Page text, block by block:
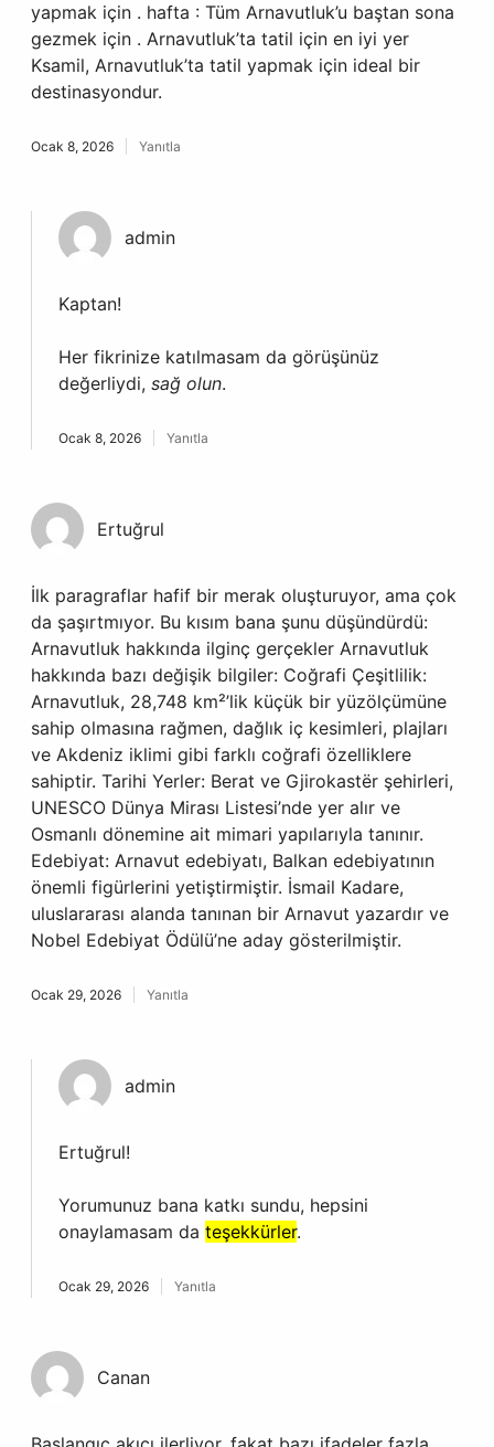
yapmak için . hafta : Tüm Arnavutluk’u baştan sona
gezmek için . Arnavutluk’ta tatil için en iyi yer
Ksamil, Arnavutluk’ta tatil yapmak için ideal bir
destinasyondur.
Ocak 8, 2026 Yanıtla
admin
Kaptan!
Her fikrinize katılmasam da görüşünüz
değerliydi, sağ olun.
Ocak 8, 2026 Yanıtla
Ertuğrul
İlk paragraflar hafif bir merak oluşturuyor, ama çok
da şaşırtmıyor. Bu kısım bana şunu düşündürdü:
Arnavutluk hakkında ilginç gerçekler Arnavutluk
hakkında bazı değişik bilgiler: Coğrafi Çeşitlilik:
Arnavutluk, 28,748 km²’lik küçük bir yüzölçümüne
sahip olmasına rağmen, dağlık iç kesimleri, plajları
ve Akdeniz iklimi gibi farklı coğrafi özelliklere
sahiptir. Tarihi Yerler: Berat ve Gjirokastër şehirleri,
UNESCO Dünya Mirası Listesi’nde yer alır ve
Osmanlı dönemine ait mimari yapılarıyla tanınır.
Edebiyat: Arnavut edebiyatı, Balkan edebiyatının
önemli figürlerini yetiştirmiştir. İsmail Kadare,
uluslararası alanda tanınan bir Arnavut yazardır ve
Nobel Edebiyat Ödülü’ne aday gösterilmiştir.
Ocak 29, 2026 Yanıtla
admin
Ertuğrul!
Yorumunuz bana katkı sundu, hepsini
onaylamasam da teşekkürler.
Ocak 29, 2026 Yanıtla
Canan